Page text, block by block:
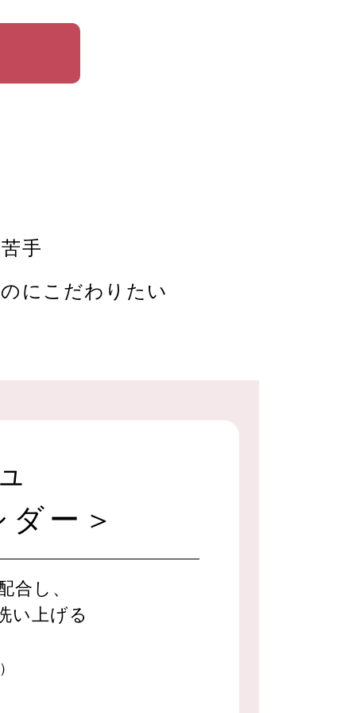
手
にこだわりたい
ー＞
合し、
い上げる